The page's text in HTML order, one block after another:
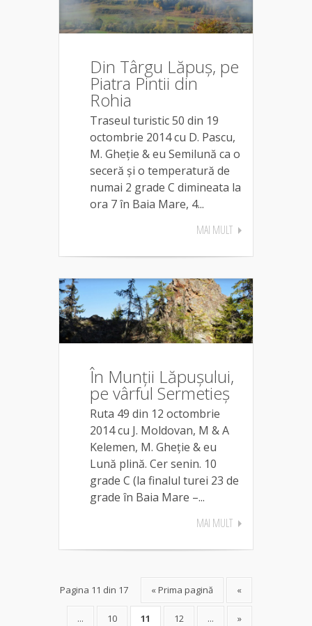
Din Târgu Lăpuș, pe
Piatra Pintii din
Rohia
Traseul turistic 50 din 19
octombrie 2014 cu D. Pascu,
M. Gheție & eu Semilună ca o
seceră și o temperatură de
numai 2 grade C dimineata la
ora 7 în Baia Mare, 4...
MAI MULT
În Munții Lăpușului,
pe vârful Sermetieș
Ruta 49 din 12 octombrie
2014 cu J. Moldovan, M & A
Kelemen, M. Gheție & eu
Lună plină. Cer senin. 10
grade C (la finalul turei 23 de
grade în Baia Mare –...
MAI MULT
Pagina 11 din 17 « Prima pagină «
... 10 11 12 ... »